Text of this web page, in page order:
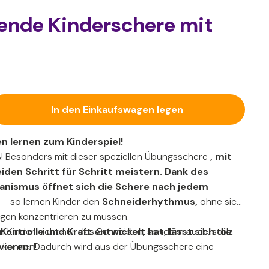
Kinderschere mit
In den Einkaufswagen legen
lernen zum Kinderspiel!
Besonders mit dieser speziellen Übungsschere , mit
Schritt für Schritt meistern. Dank des
öffnet sich die Schere nach jedem
– so lernen Kinder den Schneiderhythmus,ohne sich
konzentrieren zu müssen.
und Kraft entwickelt hat, lässt sich die
Dadurch wird aus der Übungsschere eine
Kind kann das selbstständige Öffnen und Schließen
Kinder nicht nur das Schneiden, sondern auch, stolz
können!